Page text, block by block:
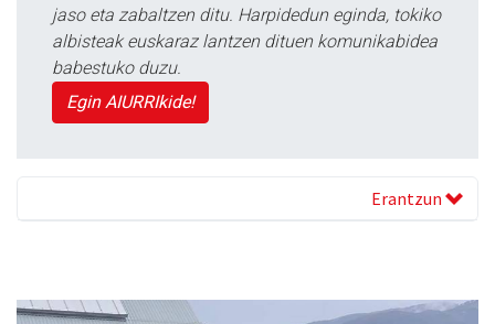
jaso eta zabaltzen ditu. Harpidedun eginda, tokiko
albisteak euskaraz lantzen dituen komunikabidea
babestuko duzu.
Egin AIURRIkide!
Erantzun